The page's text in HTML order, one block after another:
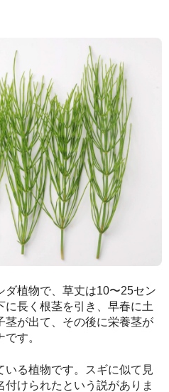
ダ植物で、草丈は10〜25セン
長く根茎を引き、早春に土
茎が出て、その後に栄養茎が
す。
いる植物です。スギに似て見
けられたという説がありま